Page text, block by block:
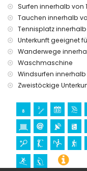
Sportaktivitäten
Tennis,
Schnorcheln,
Metern der Villa
Golf, Reitsport,
Kilometern der
Klettern (innerhalb
Surfen innerhalb von
Tauchen innerhalb
Tennisplatz
Unterkunft geeignet
Wanderwege
Waschmaschine
Windsurfen innerhalb
Zweistöckige